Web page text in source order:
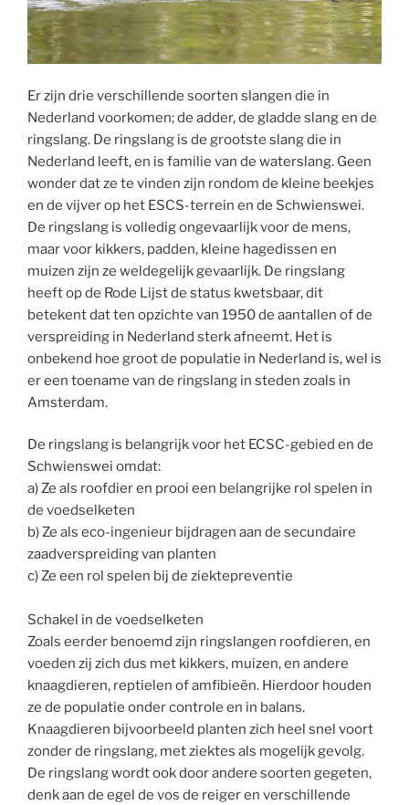
Er zijn drie verschillende soorten slangen die in
Nederland voorkomen; de adder, de gladde slang en de
ringslang. De ringslang is de grootste slang die in
Nederland leeft, en is familie van de waterslang. Geen
wonder dat ze te vinden zijn rondom de kleine beekjes
en de vijver op het ESCS-terrein en de Schwienswei.
De ringslang is volledig ongevaarlijk voor de mens,
maar voor kikkers, padden, kleine hagedissen en
muizen zijn ze weldegelijk gevaarlijk. De ringslang
heeft op de Rode Lijst de status kwetsbaar, dit
betekent dat ten opzichte van 1950 de aantallen of de
verspreiding in Nederland sterk afneemt. Het is
onbekend hoe groot de populatie in Nederland is, wel is
er een toename van de ringslang in steden zoals in
Amsterdam.
De ringslang is belangrijk voor het ECSC-gebied en de
Schwienswei omdat:
a) Ze als roofdier en prooi een belangrijke rol spelen in
de voedselketen
b) Ze als eco-ingenieur bijdragen aan de secundaire
zaadverspreiding van planten
c) Ze een rol spelen bij de ziektepreventie
Schakel in de voedselketen
Zoals eerder benoemd zijn ringslangen roofdieren, en
voeden zij zich dus met kikkers, muizen, en andere
knaagdieren, reptielen of amfibieën. Hierdoor houden
ze de populatie onder controle en in balans.
Knaagdieren bijvoorbeeld planten zich heel snel voort
zonder de ringslang, met ziektes als mogelijk gevolg.
De ringslang wordt ook door andere soorten gegeten,
denk aan de egel de vos de reiger en verschillende